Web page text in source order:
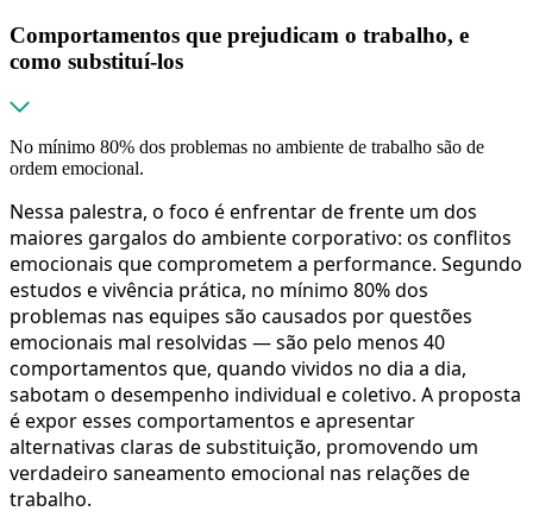
Comportamentos que prejudicam o trabalho, e
como substituí-los
No mínimo 80% dos problemas no ambiente de trabalho são de
ordem emocional.
Nessa palestra, o foco é enfrentar de frente um dos
maiores gargalos do ambiente corporativo: os conflitos
emocionais que comprometem a performance. Segundo
estudos e vivência prática, no mínimo 80% dos
problemas nas equipes são causados por questões
emocionais mal resolvidas — são pelo menos 40
comportamentos que, quando vividos no dia a dia,
sabotam o desempenho individual e coletivo. A proposta
é expor esses comportamentos e apresentar
alternativas claras de substituição, promovendo um
verdadeiro saneamento emocional nas relações de
trabalho.